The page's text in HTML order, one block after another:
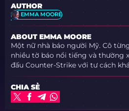
AUTHOR
EMMA MOORE
ABOUT EMMA MOORE
Một nữ nhà báo người Mỹ. Cô
nhiều tờ báo nổi tiếng và thường
đấu Counter-Strike với tư cách
CHIA SẺ